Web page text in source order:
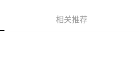
相关推荐